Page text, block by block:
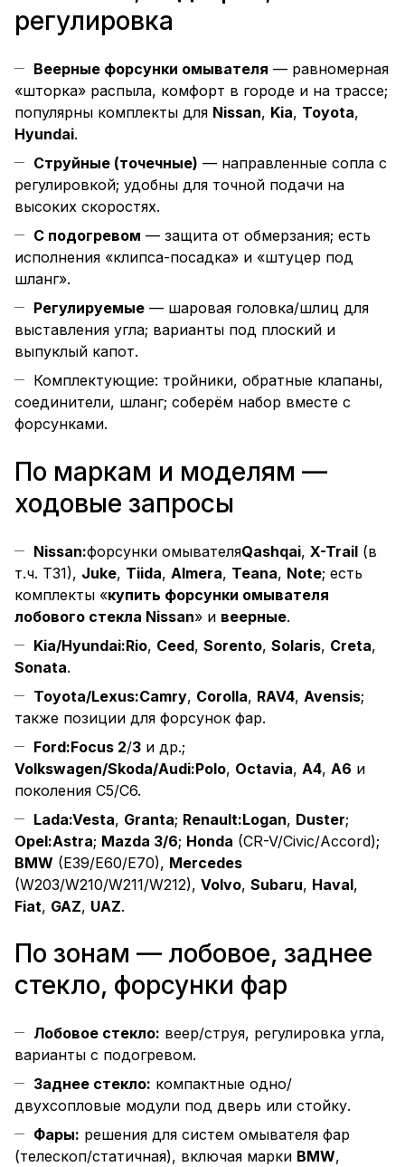
регулировка
Веерные форсунки омывателя — равномерная
«шторка» распыла, комфорт в городе и на трассе;
популярны комплекты для Nissan, Kia, Toyota,
Hyundai.
Струйные (точечные) — направленные сопла с
регулировкой; удобны для точной подачи на
высоких скоростях.
С подогревом — защита от обмерзания; есть
исполнения «клипса-посадка» и «штуцер под
шланг».
Регулируемые — шаровая головка/шлиц для
выставления угла; варианты под плоский и
выпуклый капот.
Комплектующие: тройники, обратные клапаны,
соединители, шланг; соберём набор вместе с
форсунками.
По маркам и моделям —
ходовые запросы
Nissan:форсунки омывателяQashqai, X-Trail (в
т.ч. T31), Juke, Tiida, Almera, Teana, Note; есть
комплекты «купить форсунки омывателя
лобового стекла Nissan» и веерные.
Kia/Hyundai:Rio, Ceed, Sorento, Solaris, Creta,
Sonata.
Toyota/Lexus:Camry, Corolla, RAV4, Avensis;
также позиции для форсунок фар.
Ford:Focus 2/3 и др.;
Volkswagen/Skoda/Audi:Polo, Octavia, A4, A6 и
поколения C5/C6.
Lada:Vesta, Granta; Renault:Logan, Duster;
Opel:Astra; Mazda 3/6; Honda (CR-V/Civic/Accord);
BMW (E39/E60/E70), Mercedes
(W203/W210/W211/W212), Volvo, Subaru, Haval,
Fiat, GAZ, UAZ.
По зонам — лобовое, заднее
стекло, форсунки фар
Лобовое стекло: веер/струя, регулировка угла,
варианты с подогревом.
Заднее стекло: компактные одно/
двухсопловые модули под дверь или стойку.
Фары: решения для систем омывателя фар
(телескоп/статичная), включая марки BMW,